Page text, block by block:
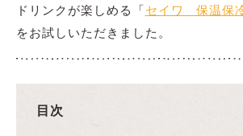
ドリンクが楽しめる「セイワ 保温保
をお試しいただきました。
目次